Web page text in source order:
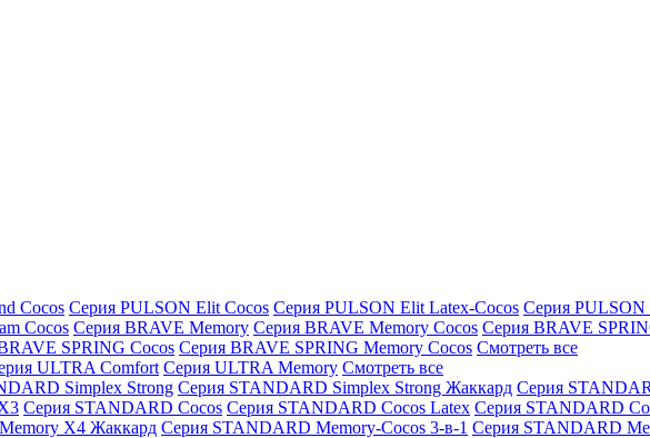
Cocos Серия PULSON Elit Cocos Серия PULSON Elit Latex-Cocos Серия PULSON
Cocos Серия BRAVE Memory Серия BRAVE Memory Cocos Серия BRAVE
SPRING Cocos Серия BRAVE SPRING Memory Cocos Смотреть все
ULTRA Comfort Серия ULTRA Memory Смотреть все
Simplex Strong Серия STANDARD Simplex Strong Жаккард Серия
Серия STANDARD Cocos Серия STANDARD Cocos Latex Серия STANDARD
X4 Жаккард Серия STANDARD Memory-Cocos 3-в-1 Серия STANDARD